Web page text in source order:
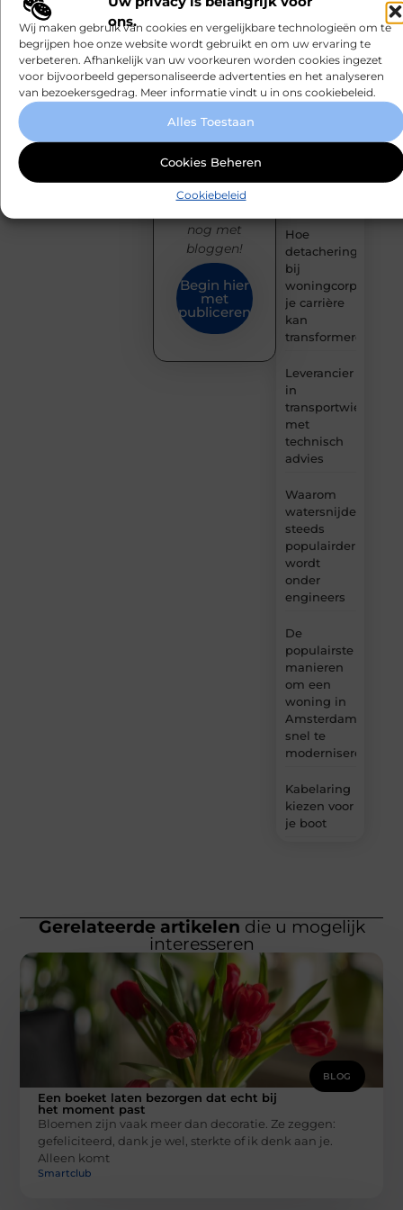
ons.
Wij maken gebruik van cookies en vergelijkbare technologieën om te
begrijpen hoe onze website wordt gebruikt en om uw ervaring te
verbeteren. Afhankelijk van uw voorkeuren worden cookies ingezet
voor bijvoorbeeld gepersonaliseerde advertenties en het analyseren
van bezoekersgedrag. Meer informatie vindt u in ons cookiebeleid.
Alles Toestaan
Cookies Beheren
Cookiebeleid
Bleiswijk:
professionele
ondersteuning
voor een
actief leven
perfecte
jouw
Hoe
detachering
bij
woningcorporaties
je carrière
kan
transformeren
Leverancier
in
transportwielen
met
technisch
advies
Waarom
watersnijden
steeds
populairder
wordt
onder
engineers
De
populairste
manieren
om een
woning in
Amsterdam
snel te
moderniseren
Kabelaring
kiezen voor
je boot
publiek en
sluit je aan
bij een
groeiende
community
van
creatieve
denkers en
schrijvers.
Start
nog met
bloggen!
Begin hier
met
publiceren
Gerelateerde artikelen die u mogelijk
interesseren
BLOG
Een boeket laten bezorgen dat echt bij
het moment past
Bloemen zijn vaak meer dan decoratie. Ze zeggen:
gefeliciteerd, dank je wel, sterkte of ik denk aan je.
Alleen komt
Smartclub